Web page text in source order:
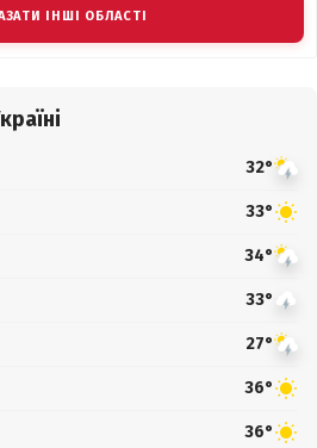
ІНШІ ОБЛАСТІ
32°
33°
34°
33°
27°
36°
36°